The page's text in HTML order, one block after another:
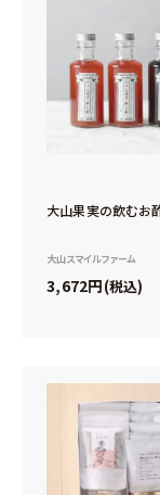
大山果実の飲むお
大山スマイルファーム
3,672 税込